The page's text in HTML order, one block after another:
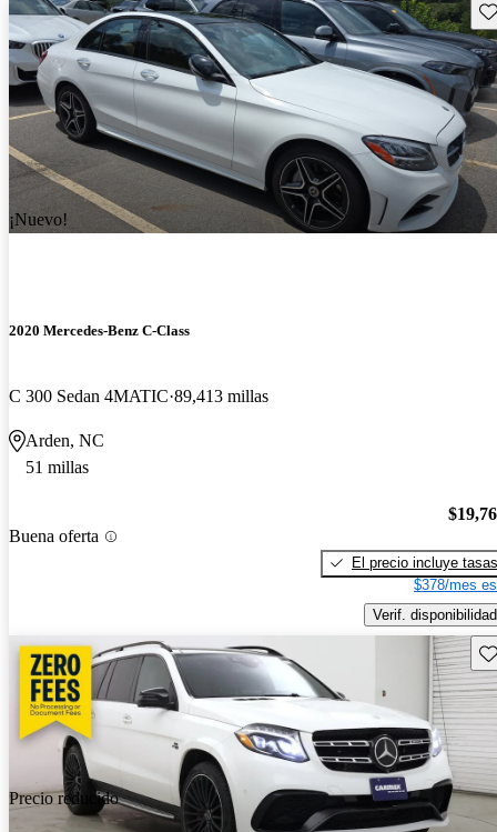
¡Nuevo!
2020 Mercedes-Benz C-Class
C 300 Sedan 4MATIC 89,413 millas
Arden, NC
51 millas
Buena oferta
El precio incluye tasas
$378/mes
Verif. disponibilidad
Precio reducido